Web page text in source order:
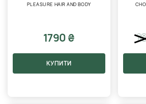
PLEASURE HAIR AND BODY
1790 ₴
КУПИТИ